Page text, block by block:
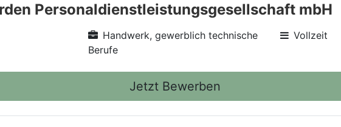
Personaldienstleistungsgesellschaft mbH
Handwerk, gewerblich technische
Berufe
Vollzeit
Jetzt Bewerben